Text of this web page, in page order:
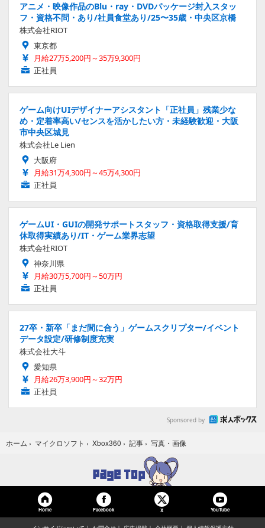
アニメ・映像作品のBlu・ray・DVDパッケージ封入スタッ
フ・資格不問・あり/社員食堂あり/25〜35歳・中央区京橋
株式会社RIOT
東京都
月給27万5,200円～35万9,300円
正社員
ゲーム向けUIデザイナーアシスタント「正社員」残業少な
め・定着率高い/センスを活かしたい方・未経験歓迎・大阪
市中央区城見
株式会社Le Lien
大阪府
月給31万4,300円～45万4,300円
正社員
ゲームUI・GUIの開発サポートスタッフ・資格取得支援/育
休取得実績あり/IT・ゲーム業界志望
株式会社RIOT
神奈川県
月給30万5,700円～50万円
正社員
27卒・新卒「まだ間に合う」ゲームスクリプター/イベント
データ設定/研修制度充実
株式会社大斗
愛知県
月給26万3,900円～32万円
正社員
Sponsored by
ホーム › マイクロソフト › Xbox360 › 記事 › 写真・画像
Home Facebook X YouTube